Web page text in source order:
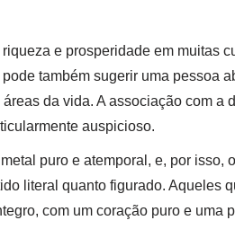
e prosperidade em muitas
também sugerir uma pessoa
da vida. A associação com a
auspicioso.
puro e atemporal, e, por isso,
literal quanto figurado. Aqueles
com um coração puro e uma